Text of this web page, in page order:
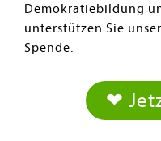
Demokratiebildung
unterstützen Sie
Spende.
❤